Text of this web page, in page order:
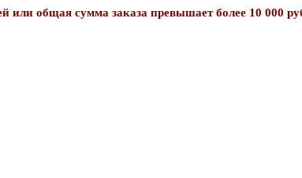
или общая сумма заказа превышает более 10 000